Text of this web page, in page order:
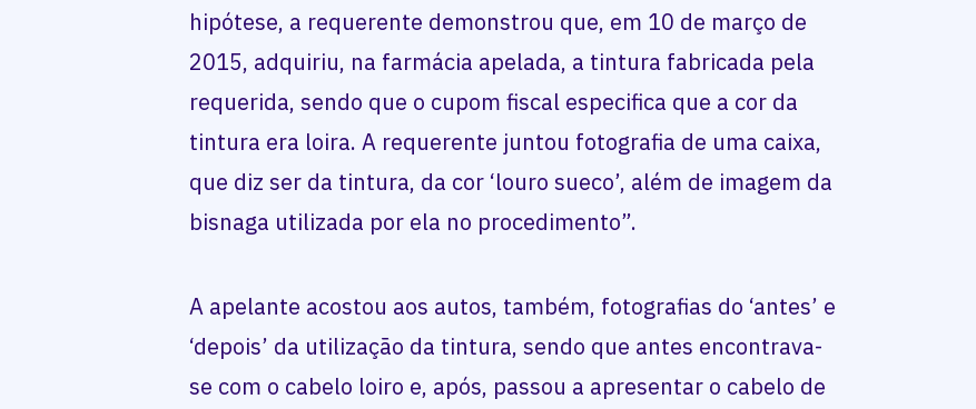
hipótese, a requerente demonstrou que, em 10 de março de
2015, adquiriu, na farmácia apelada, a tintura fabricada pela
requerida, sendo que o cupom fiscal especifica que a cor da
tintura era loira. A requerente juntou fotografia de uma caixa,
que diz ser da tintura, da cor ‘louro sueco’, além de imagem da
bisnaga utilizada por ela no procedimento”.
A apelante acostou aos autos, também, fotografias do ‘antes’ e
‘depois’ da utilização da tintura, sendo que antes encontrava-
se com o cabelo loiro e, após, passou a apresentar o cabelo de